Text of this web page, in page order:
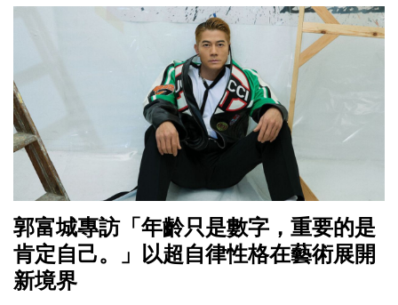
郭富城專訪「年齡只是數字，重要的是
肯定自己。」以超自律性格在藝術展開
新境界